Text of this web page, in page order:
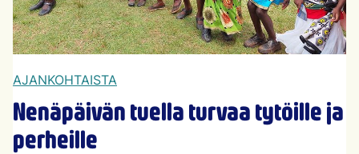
AJANKOHTAISTA
Nenäpäivän tuella turvaa tytöille ja
perheille